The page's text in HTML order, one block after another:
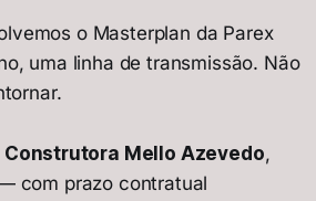
o Masterplan da Parex
uma linha de transmissão. Não
Construtora Mello Azevedo,
com prazo contratual